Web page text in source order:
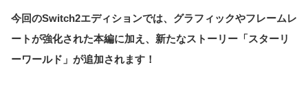
今回のSwitch2エディションでは、グラフィックやフレームレ
ートが強化された本編に加え、新たなストーリー「スターリ
ーワールド」が追加されます！